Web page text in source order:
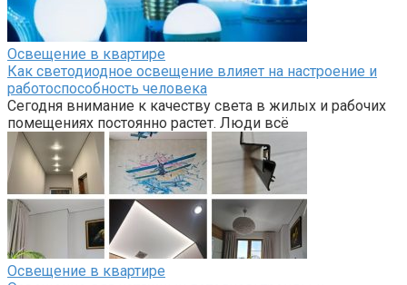
Освещение в квартире
Как светодиодное освещение влияет на настроение и
работоспособность человека
Сегодня внимание к качеству света в жилых и рабочих
помещениях постоянно растет. Люди всё
Освещение в квартире